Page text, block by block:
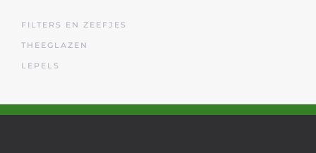
FILTERS EN ZEEFJES
THEEGLAZEN
LEPELS